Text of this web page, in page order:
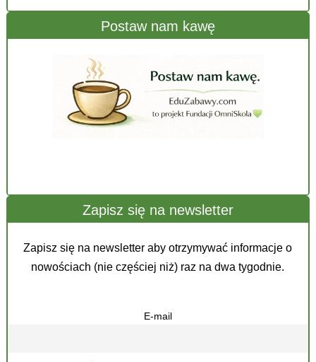
Postaw nam kawę
Zapisz się na newsletter
Zapisz się na newsletter aby otrzymywać informacje o
nowościach (nie częściej niż) raz na dwa tygodnie.
E-mail